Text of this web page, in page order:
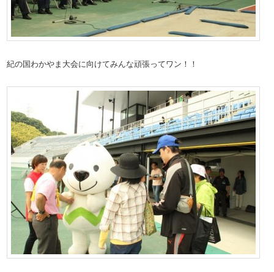
紀の国わかやま大会に向けてみんな頑張ってワン！！